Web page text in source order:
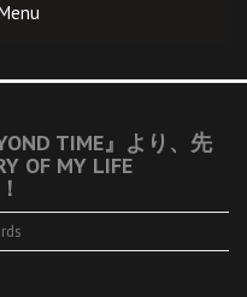
TIME』より、先
OF MY LIFE